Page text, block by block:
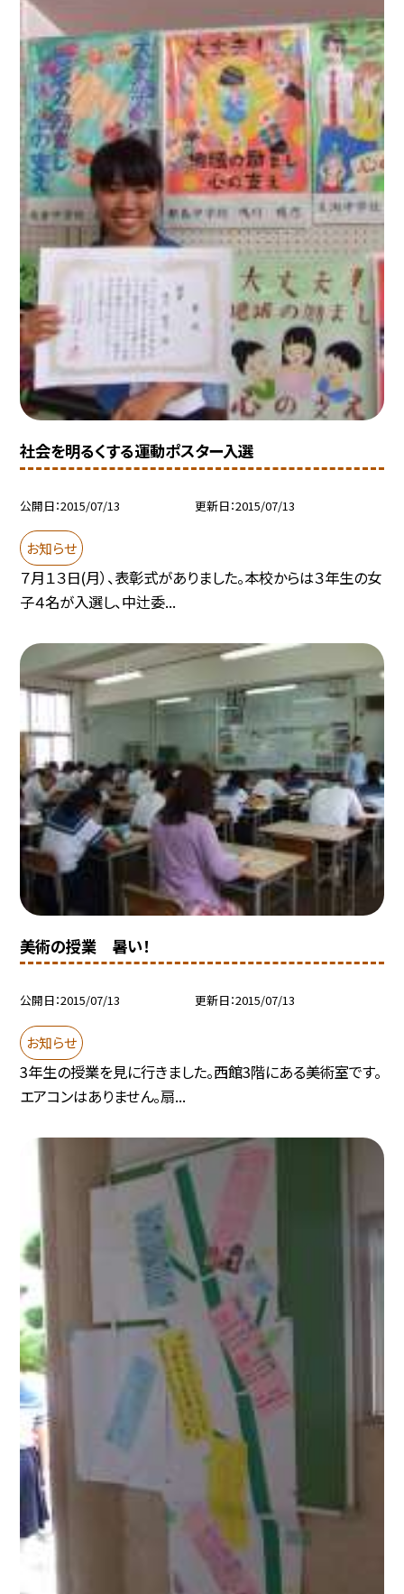
社会を明るくする運動ポスター入選
公開日 2015/07/13 更新日 2015/07/13
お知らせ
７月１３日(月）、表彰式がありました。本校からは３年生の女
子４名が入選し、中辻委...
美術の授業 暑い！
公開日 2015/07/13 更新日 2015/07/13
お知らせ
3年生の授業を見に行きました。西館3階にある美術室です。
エアコンはありません。扇...